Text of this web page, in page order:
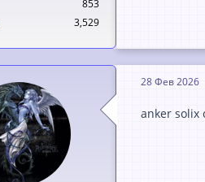
853
3,529
28 Фев 2026
anker solix